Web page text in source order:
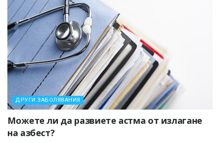
ДРУГИ ЗАБОЛЯВАНИЯ
Можете ли да развиете астма от излагане
на азбест?